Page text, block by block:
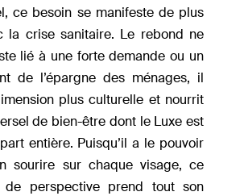
ce besoin se manifeste de plus
la crise sanitaire. Le rebond ne
lié à une forte demande ou un
de l’épargne des ménages, il
plus culturelle et nourrit
de bien-être dont le Luxe est
entière. Puisqu’il a le pouvoir
sourire sur chaque visage, ce
de perspective prend tout son